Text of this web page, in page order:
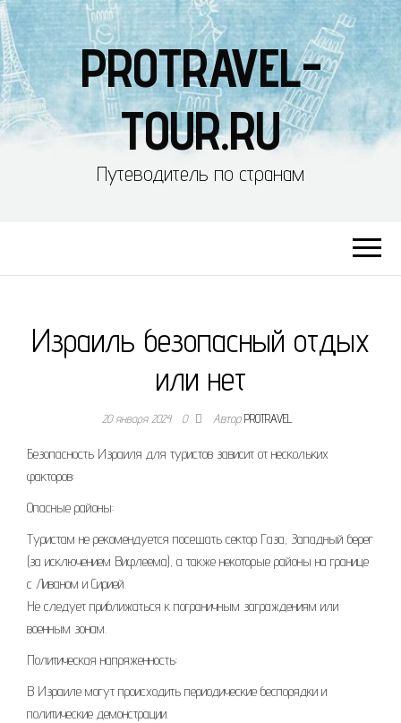
PROTRAVEL-
TOUR.RU
Путеводитель по странам
Израиль безопасный отдых
или нет
20 января 2024 0 АвторPROTRAVEL
Безопасность Израиля для туристов зависит от нескольких
факторов:
Опасные районы:
Туристам не рекомендуется посещать сектор Газа, Западный берег
(за исключением Вифлеема), а также некоторые районы на границе
с Ливаном и Сирией.
Не следует приближаться к пограничным заграждениям или
военным зонам.
Политическая напряженность:
В Израиле могут происходить периодические беспорядки и
политические демонстрации.